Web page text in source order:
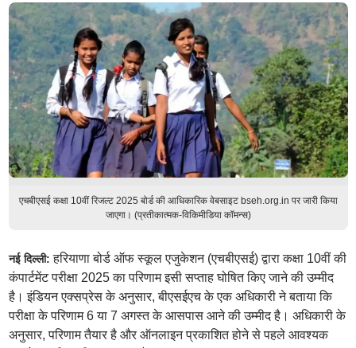
एचबीएसई कक्षा 10वीं रिजल्ट 2025 बोर्ड की आधिकारिक वेबसाइट bseh.org.in पर जारी किया
जाएगा। (प्रतीकात्मक-विकिमीडिया कॉमन्स)
नई दिल्ली:हरियाणा बोर्ड ऑफ स्कूल एजुकेशन (एचबीएसई) द्वारा कक्षा 10वीं की
कंपार्टमेंट परीक्षा 2025 का परिणाम इसी सप्ताह घोषित किए जाने की उम्मीद
है। इंडियन एक्सप्रेस के अनुसार, बीएसईएच के एक अधिकारी ने बताया कि
परीक्षा के परिणाम 6 या 7 अगस्त के आसपास आने की उम्मीद है। अधिकारी के
अनुसार, परिणाम तैयार है और ऑनलाइन प्रकाशित होने से पहले आवश्यक